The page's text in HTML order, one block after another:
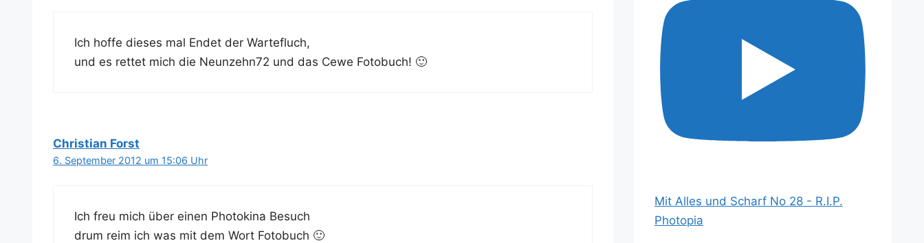
Ich hof­fe die­ses mal Endet der Wartefluch,
und es ret­tet mich die Neunzehn72 und das Cewe Fotobuch! 🙂
Christian Forst
6. September 2012 um 15:06 Uhr
Ich freu mich über einen Pho­to­ki­na Besuch
drum reim ich was mit dem Wort Fotobuch 🙂
Mit Alles und Scharf No 28 - R.I.P.
Photopia